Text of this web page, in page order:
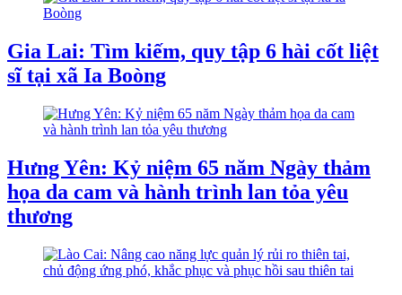
Gia Lai: Tìm kiếm, quy tập 6 hài cốt liệt
sĩ tại xã Ia Boòng
Hưng Yên: Kỷ niệm 65 năm Ngày thảm
họa da cam và hành trình lan tỏa yêu
thương